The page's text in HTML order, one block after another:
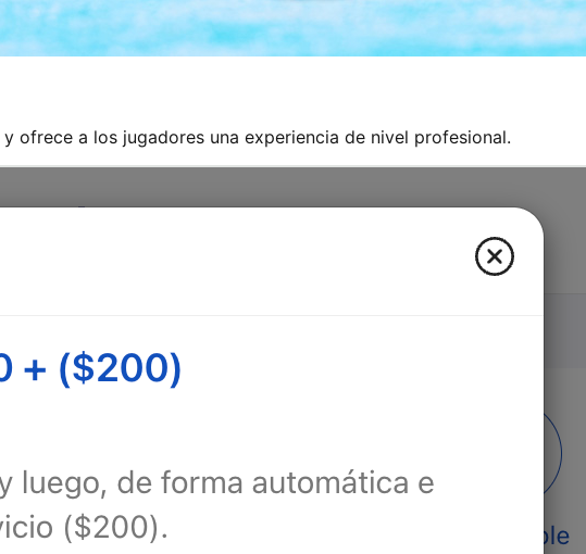
ofrece a los jugadores una experiencia de nivel profesional.